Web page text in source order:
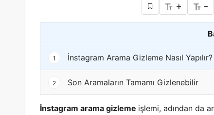
+ -
1 İnstagram Arama Gizleme Nasıl Yapılır?
2 Son Aramaların Tamamı Gizlenebilir
İnstagram arama gizleme işlemi, adından da